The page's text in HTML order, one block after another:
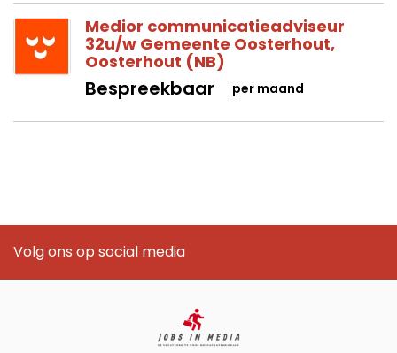
Medior communicatieadviseur
32u/w Gemeente Oosterhout,
Oosterhout (NB)
Bespreekbaar per maand
Volg ons op social media